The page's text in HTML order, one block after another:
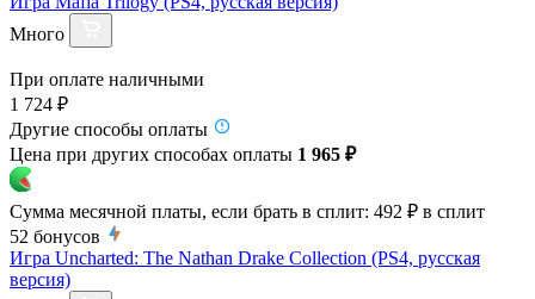
Много
При оплате наличными
1 724 ₽
Другие способы оплаты
Цена при других способах оплаты 1 965 ₽
Сумма месячной платы, если брать в сплит: 492 ₽ в сплит
52 бонусов
Игра Uncharted: The Nathan Drake Collection (PS4, русская
версия)